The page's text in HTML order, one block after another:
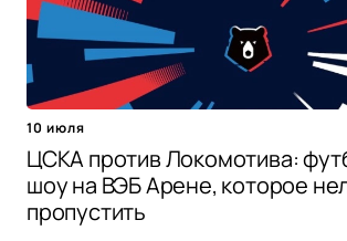
10 июля
ЦСКА против Локомотива:
шоу на ВЭБ Арене, которое
пропустить